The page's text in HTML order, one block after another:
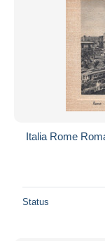
Italia Rome
Status